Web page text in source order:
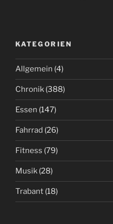
KATEGORIEN
Allgemein (4)
Chronik (388)
Essen (147)
Fahrrad (26)
Fitness (79)
Musik (28)
Trabant (18)